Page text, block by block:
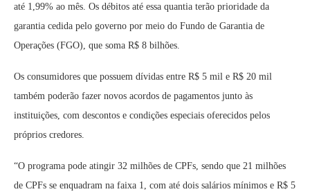
até 1,99% ao mês. Os débitos até essa quantia terão prioridade da
garantia cedida pelo governo por meio do Fundo de Garantia de
Operações (FGO), que soma R$ 8 bilhões.
Os consumidores que possuem dívidas entre R$ 5 mil e R$ 20 mil
também poderão fazer novos acordos de pagamentos junto às
instituições, com descontos e condições especiais oferecidos pelos
próprios credores.
“O programa pode atingir 32 milhões de CPFs, sendo que 21 milhões
de CPFs se enquadram na faixa 1, com até dois salários mínimos e R$ 5